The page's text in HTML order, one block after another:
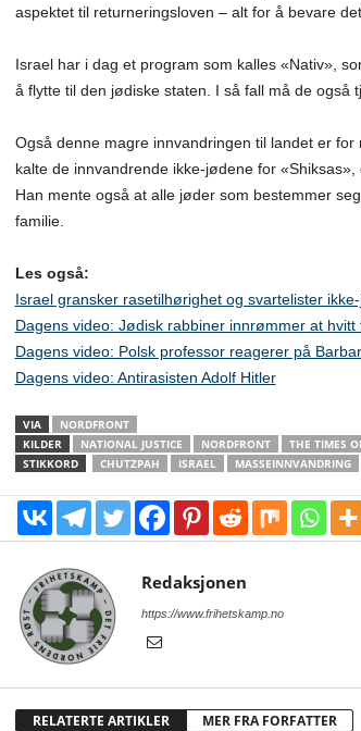
aspektet til returneringsloven – alt for å bevare
Israel har i dag et program som kalles «Nativ»,
å flytte til den jødiske staten. I så fall må de også
Også denne magre innvandringen til landet er
kalte de innvandrende ikke-jødene for
Han mente også at alle jøder som bestemmer
familie.
Les også:
Israel gransker rasetilhørighet og svartelister
Dagens video: Jødisk rabbiner innrømmer at hvitt
Dagens video: Polsk professor reagerer på
Dagens video: Antirasisten Adolf Hitler
VIA
NORDFRONT
KILDER
NATIONAL JUSTICE NORDFRONT
THE TIMES
STIKKORD
CHUTZPAH ISRAEL MASSEINNVANDRING
Redaksjonen
https://www.frihetskamp.no
RELATERTE ARTIKLER MER FRA FORFATTER